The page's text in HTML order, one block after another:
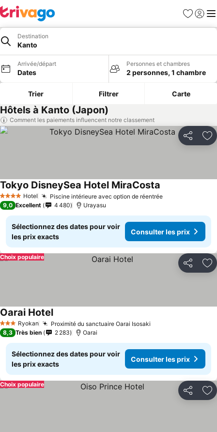
Favoris
Se
Destination
Kanto
Arrivée/départ
Dates
Personnes et chambres
2 personnes, 1 chambre
Trier Filtrer Carte
Hôtels à Kanto (Japon)
Comment les paiements influencent notre classement
Partager
4 Étoiles Hotel Piscine intérieure avec option de réentréeConsulter les
Tokyo DisneySea Hotel MiraCosta
9,0 Excellent 4 480 Urayasu
Sélectionnez des dates pour voir
les prix exacts
Consulter les prix
Partager
Choix populaire
3 ÉtoilesRyokan Proximité du sanctuaire Oarai Isosaki
Oarai HotelConsulter les prix
8,3 Très bien 2 283 Oarai
Sélectionnez des dates pour voir
les prix exacts
Consulter les prix
Partager
Choix populaire